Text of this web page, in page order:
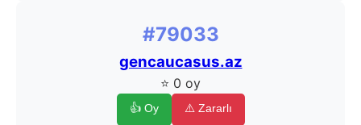
#79033
gencaucasus.az
⭐ 0 oy
👍 Oy ⚠️ Zararlı